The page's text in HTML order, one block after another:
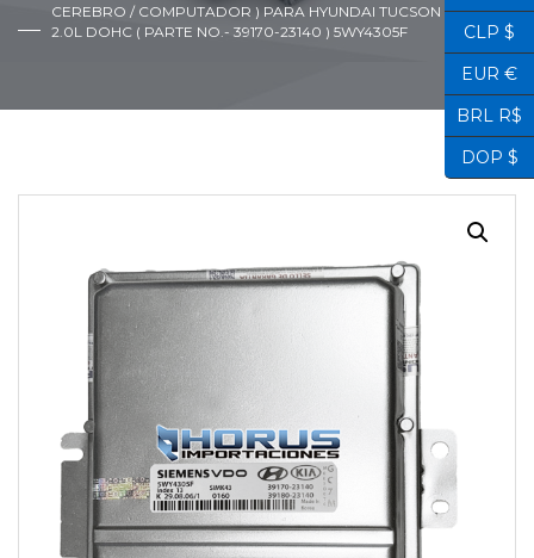
CEREBRO / COMPUTADOR ) PARA HYUNDAI TUCSON (JM) G
2.0L DOHC ( PARTE NO.- 39170-23140 ) 5WY4305F
CLP $
EUR €
BRL R$
DOP $